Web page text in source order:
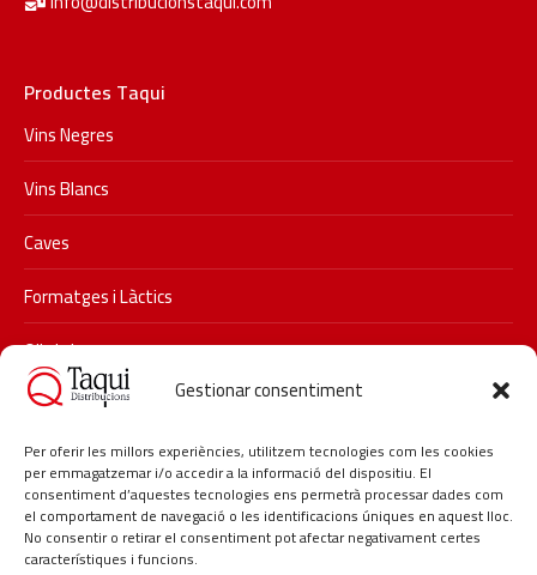
Gestionar consentiment
Per oferir les millors experiències, utilitzem tecnologies com les cookies
per emmagatzemar i/o accedir a la informació del dispositiu. El
consentiment d’aquestes tecnologies ens permetrà processar dades com
el comportament de navegació o les identificacions úniques en aquest lloc.
No consentir o retirar el consentiment pot afectar negativament certes
característiques i funcions.
Productes Taqui
Vins Negres
Vins Blancs
Caves
Formatges i Làctics
Olis i vinagres
Xarxes socials
Segueix-nos a Instagram i descobreix les últimes promocions i
novetats de Taqui.
#taqui #distribucionstaqui #restauracio #delicatessen
#hosteleria #lagarriga